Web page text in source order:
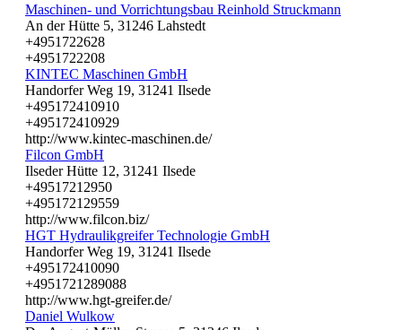
Maschinen- und Vorrichtungsbau Reinhold Struckmann
An der Hütte 5, 31246 Lahstedt
+4951722628
+4951722208
KINTEC Maschinen GmbH
Handorfer Weg 19, 31241 Ilsede
+495172410910
+495172410929
http://www.kintec-maschinen.de/
Filcon GmbH
Ilseder Hütte 12, 31241 Ilsede
+49517212950
+495172129559
http://www.filcon.biz/
HGT Hydraulikgreifer Technologie GmbH
Handorfer Weg 19, 31241 Ilsede
+495172410090
+4951721289088
http://www.hgt-greifer.de/
Daniel Wulkow